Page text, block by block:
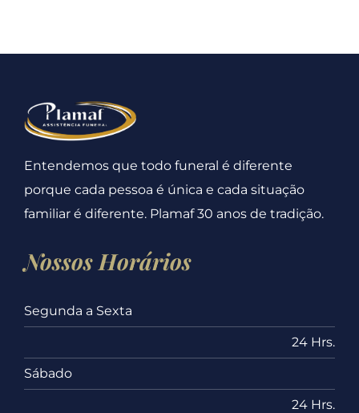
Entendemos que todo funeral é diferente
porque cada pessoa é única e cada situação
familiar é diferente. Plamaf 30 anos de tradição.
Nossos Horários
Segunda a Sexta
24 Hrs.
Sábado
24 Hrs.